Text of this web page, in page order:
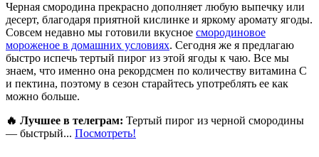
Черная смородина прекрасно дополняет любую выпечку или
десерт, благодаря приятной кислинке и яркому аромату ягоды.
Совсем недавно мы готовили вкусное смородиновое
мороженое в домашних условиях. Сегодня же я предлагаю
быстро испечь тертый пирог из этой ягоды к чаю. Все мы
знаем, что именно она рекордсмен по количеству витамина С
и пектина, поэтому в сезон старайтесь употреблять ее как
можно больше.
🔥 Лучшее в телеграм: Тертый пирог из черной смородины
— быстрый... Посмотреть!